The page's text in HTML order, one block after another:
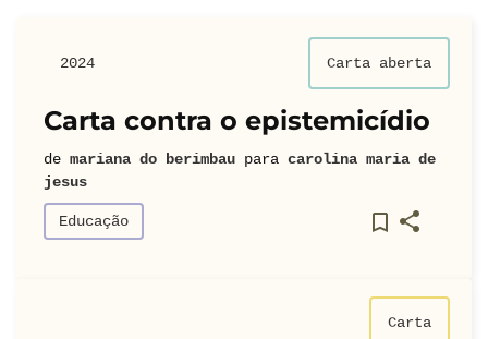
2024 Carta aberta
Carta contra o epistemicídio
de mariana do berimbau para carolina maria de
jesus
Educação
Carta